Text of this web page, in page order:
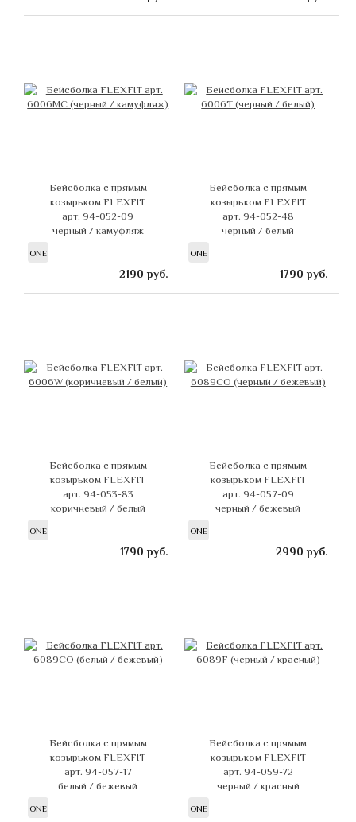
Бейсболка с прямым
козырьком FLEXFIT
арт. 94-052-09
черный / камуфляж
ONE
2190 руб.
Бейсболка с прямым
козырьком FLEXFIT
арт. 94-052-48
черный / белый
ONE
1790 руб.
Бейсболка с прямым
козырьком FLEXFIT
арт. 94-053-83
коричневый / белый
ONE
1790 руб.
Бейсболка с прямым
козырьком FLEXFIT
арт. 94-057-09
черный / бежевый
ONE
2990 руб.
Бейсболка с прямым
козырьком FLEXFIT
арт. 94-057-17
белый / бежевый
ONE
Бейсболка с прямым
козырьком FLEXFIT
арт. 94-059-72
черный / красный
ONE